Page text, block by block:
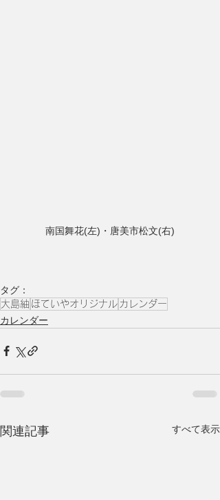
南国舞花(左)・唐美市松文(右)
タグ：
大島紬 ほていやオリジナル カレンダー
カレンダー
関連記事 すべて表示